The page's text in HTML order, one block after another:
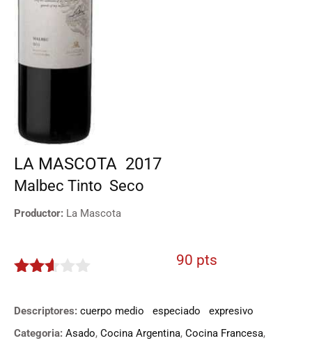
LA MASCOTA 2017
Malbec Tinto Seco
Productor: La Mascota
90 pts
Descriptores: cuerpo medio especiado
expresivo
Categoria: Asado, Cocina Argentina, Cocina Francesa,